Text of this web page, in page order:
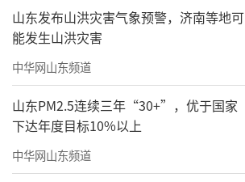
山东发布山洪灾害气象预警，济南等地可
能发生山洪灾害
中华网山东频道
山东PM2.5连续三年“30+”，优于国家
下达年度目标10%以上
中华网山东频道